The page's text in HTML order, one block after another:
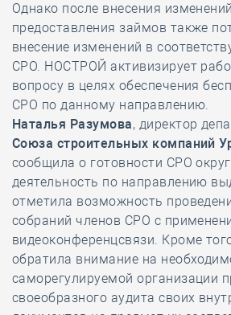
Однако после внесения
предоставления займов также
внесение изменений в
СРО. НОСТРОЙ активизирует
вопросу в целях обеспечения
СРО по данному направлению.
Наталья Разумова, директор
Союза строительных компаний
сообщила о готовности СРО
деятельность по направлению
отметила возможность
собраний членов СРО с
видеоконференцсвязи. Кроме
обратила внимание на
саморегулируемой организации
своеобразного аудита своих